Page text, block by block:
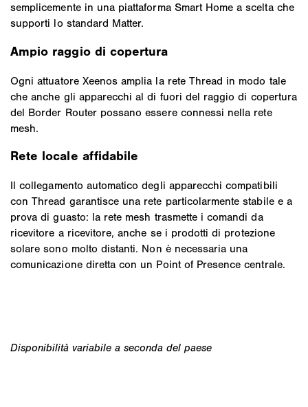
semplicemente in una piattaforma Smart Home a scelta che
supporti lo standard Matter.
Ampio raggio di copertura
Ogni attuatore Xeenos amplia la rete Thread in modo tale
che anche gli apparecchi al di fuori del raggio di copertura
del Border Router possano essere connessi nella rete
mesh.
Rete locale affidabile
Il collegamento automatico degli apparecchi compatibili
con Thread garantisce una rete particolarmente stabile e a
prova di guasto: la rete mesh trasmette i comandi da
ricevitore a ricevitore, anche se i prodotti di protezione
solare sono molto distanti. Non è necessaria una
comunicazione diretta con un Point of Presence centrale.